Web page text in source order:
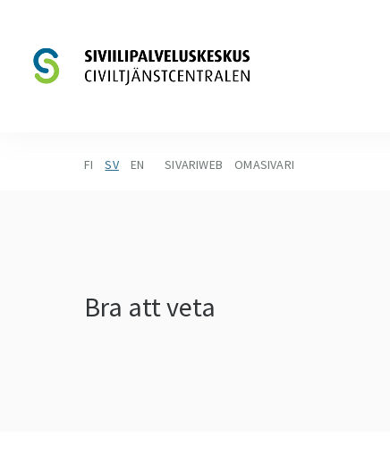
FI SV EN SIVARIWEB OMASIVARI
Bra att veta